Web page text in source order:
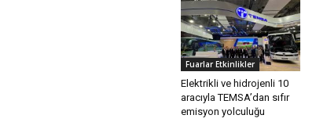
Fuarlar Etkinlikler
Elektrikli ve hidrojenli 10
aracıyla TEMSA’dan sıfır
emisyon yolculuğu